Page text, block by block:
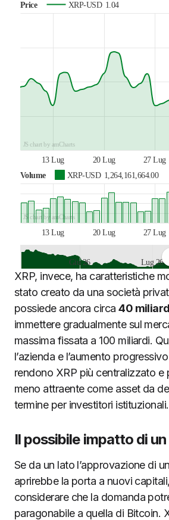
Price XRP-USD 1.04
13 Lug 20 Lug 27 Lug
JS chart by amCharts
Volume XRP-USD 1,264,161,664.00
13 Lug 20 Lug 27 Lug
JS chart by amCharts
Giu 26 Lug 26
JS chart by amCharts
XRP, invece, ha caratteristiche
stato creato da una società
possiede ancora circa40
immettere gradualmente sul
massima fissata a 100 miliardi.
l’azienda e l’aumento
rendono XRP più centralizzato e
meno attraente come asset da
termine per investitori istituzionali.
Il possibile impatto di un
Se da un lato l’approvazione di un
aprirebbe la porta a nuovi
considerare che la domanda
paragonabile a quella di Bitcoin.